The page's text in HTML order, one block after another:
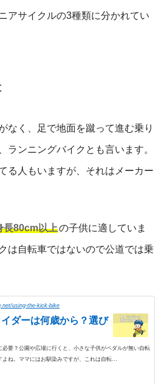
アサイクルの3種類に分かれてい
なく、足で地面を蹴って進む乗り
ランニングバイクとも言います。
る人もいますが、それはメーカー
長80cm以上の子供に適していま
は自転車ではないので公道では乗
using-the-kick-bike
ダーは何歳から？選び
要？公園や広場に行くと、小さな子供がペダルが無い自転
ね。ママにはお馴染みですが、これは自転...